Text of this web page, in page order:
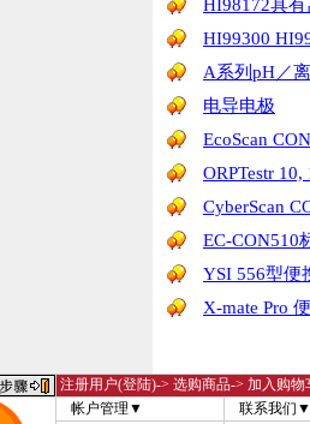
HI98172具
HI99300
A系列pH／
电导电极
EcoScan
ORPTestr
CyberScan
EC-CON510
YSI 556型便
X-mate Pro
注册用户(登陆)-> 选购商品-> 加入购
帐户管理▼
联系我们▼